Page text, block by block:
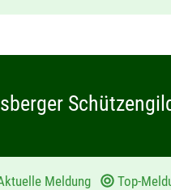
Meldung
Top-